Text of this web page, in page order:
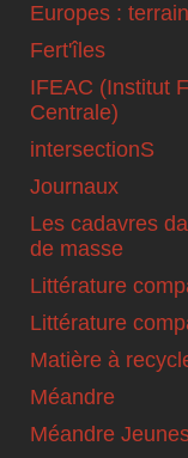
Europes :
Fert'îles
IFEAC (Institut
Centrale)
intersectionS
Journaux
Les cadavres
de masse
Littérature
Littérature
Matière à
Méandre
Méandre